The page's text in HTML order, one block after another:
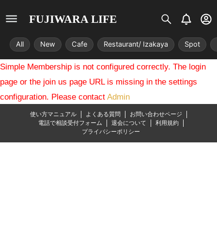
FUJIWARA LIFE
S
i
s
t
r
i
x
B
e
l
l
U
s
r
-
c
c
All New Cafe Restaurant/ Izakaya Spot
Simple Membership is not configured correctly. The login
page or the join us page URL is missing in the settings
configuration. Please contact Admin
使い方マニュアル よくある質問
お問い合わせページ
電話で相談受付フォーム
退会について
利用規約
プライバシーポリシー